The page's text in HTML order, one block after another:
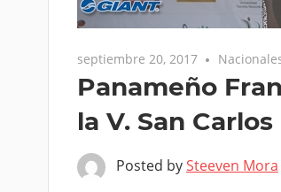
septiembre 20, 2017
Panameño
la V. San Carlos
Posted bySteeven Mora